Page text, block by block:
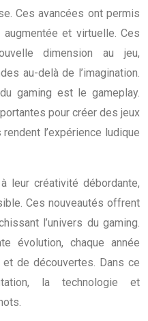
Ces avancées ont permis
et virtuelle. Ces
dimension au jeu,
au-delà de l’imagination.
gaming est le gameplay.
pour créer des jeux
l’expérience ludique
leur créativité débordante,
Ces nouveautés offrent
l’univers du gaming.
évolution, chaque année
de découvertes. Dans ce
la technologie et